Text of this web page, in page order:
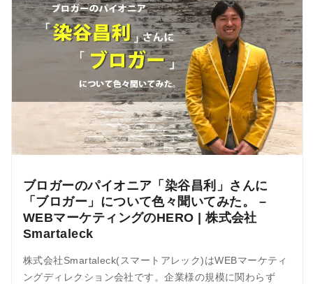
ブロガーのパイオニア「染谷昌利」さんに
「ブロガー」について色々聞いてみた。 –
WEBマーケティングのHERO | 株式会社
Smartaleck
株式会社Smartaleck(スマートアレック)はWEBマーケティ
ングディレクション会社です。企業様の規模に関わらず